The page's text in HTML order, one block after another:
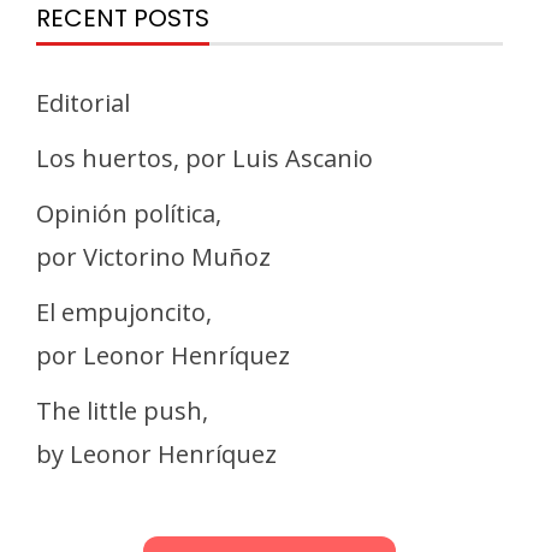
RECENT POSTS
Editorial
Los huertos, por Luis Ascanio
Opinión política,
por Victorino Muñoz
El empujoncito,
por Leonor Henríquez
The little push,
by Leonor Henríquez